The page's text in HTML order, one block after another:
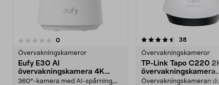
0recensioner
Övervakningskameror
Eufy E30 AI
övervakningskamera 4K
inomhus
360°-kamera med AI-spårning,
4.5 av 5 stjärnor 38recensioner
Övervakningskameror
TP-Link Tapo C220
övervakningskamera
inomhus
Övervakningskameran
4.5 av 5 stjärnor